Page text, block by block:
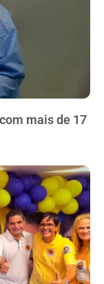
mais de 17